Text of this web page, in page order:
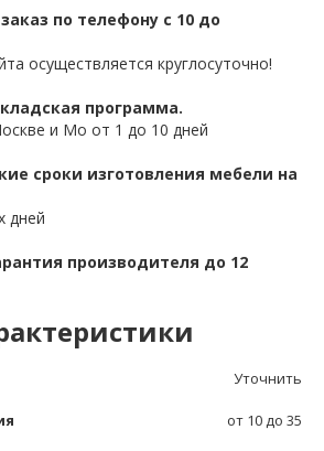
по телефону с 10 до
осуществляется круглосуточно!
программа.
и Мо от 1 до 10 дней
сроки изготовления мебели на
дней
производителя до 12
Уточнить
от 10 до 35